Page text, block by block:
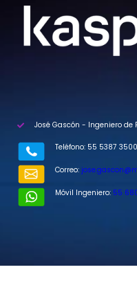
José Gascón - Ingeniero de
Teléfono: 55 5387
Correo:
Móvil Ingeniero: 55